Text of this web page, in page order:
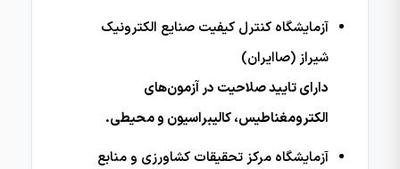
آزمایشگاه کنترل کیفیت صنایع الکترونیک
شیراز (صاایران)
دارای تایید صلاحیت در آزمون‌های
الکترومغناطیس، کالیبراسیون و محیطی.
آزمایشگاه مرکز تحقیقات کشاورزی و منابع